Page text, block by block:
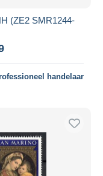
(ZE2 SMR1244-
handelaar